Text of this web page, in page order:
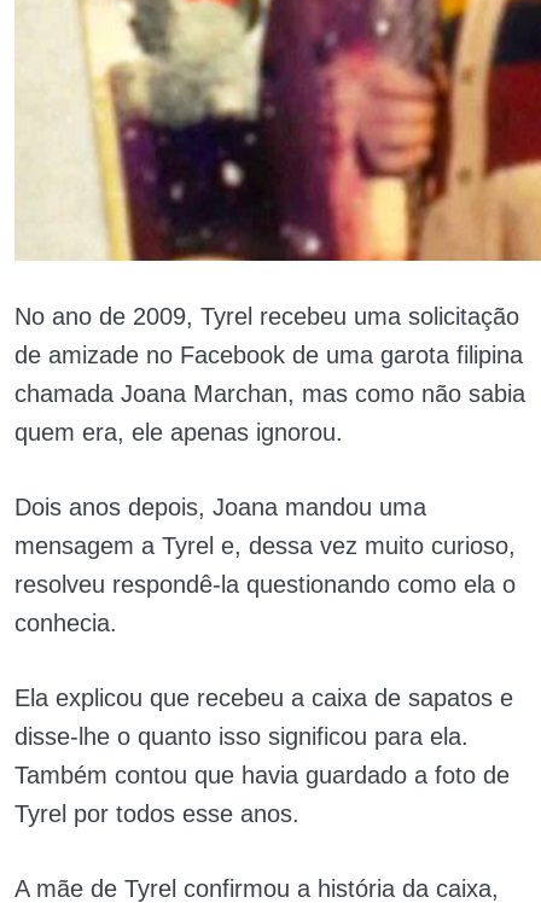
No ano de 2009, Tyrel recebeu uma solicitação
de amizade no Facebook de uma garota filipina
chamada Joana Marchan, mas como não sabia
quem era, ele apenas ignorou.
Dois anos depois, Joana mandou uma
mensagem a Tyrel e, dessa vez muito curioso,
resolveu respondê-la questionando como ela o
conhecia.
Ela explicou que recebeu a caixa de sapatos e
disse-lhe o quanto isso significou para ela.
Também contou que havia guardado a foto de
Tyrel por todos esse anos.
A mãe de Tyrel confirmou a história da caixa,